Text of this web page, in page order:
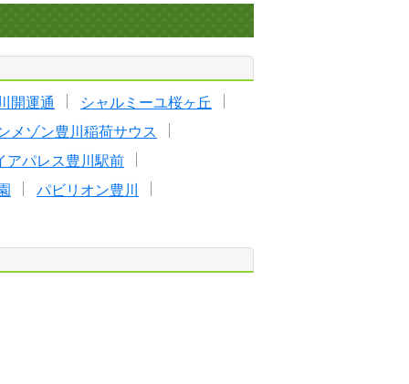
開運通
シャルミーユ桜ヶ丘
メゾン豊川稲荷サウス
アパレス豊川駅前
パビリオン豊川